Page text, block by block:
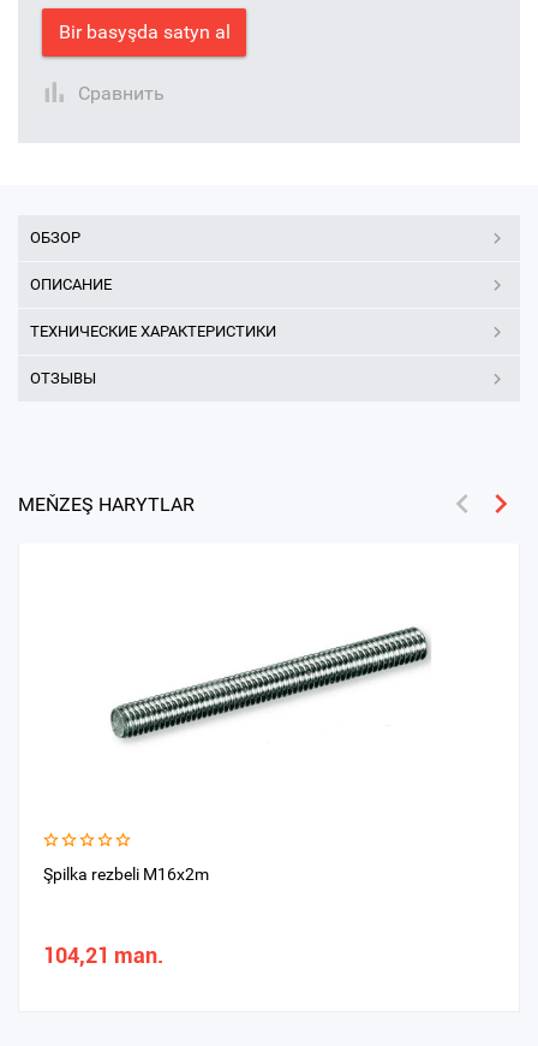
Bir basyşda satyn al
Сравнить
ОБЗОР
ОПИСАНИЕ
ТЕХНИЧЕСКИЕ ХАРАКТЕРИСТИКИ
ОТЗЫВЫ
MEŇZEŞ HARYTLAR
Şpilka rezbeli M16x2m
104,21 man.